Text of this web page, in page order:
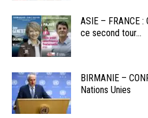
ASIE – FRANCE
ce second tour...
BIRMANIE –
Nations Unies